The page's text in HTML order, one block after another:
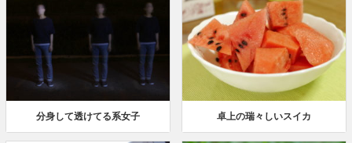
分身して透けてる系女子 卓上の瑞々しいスイカ